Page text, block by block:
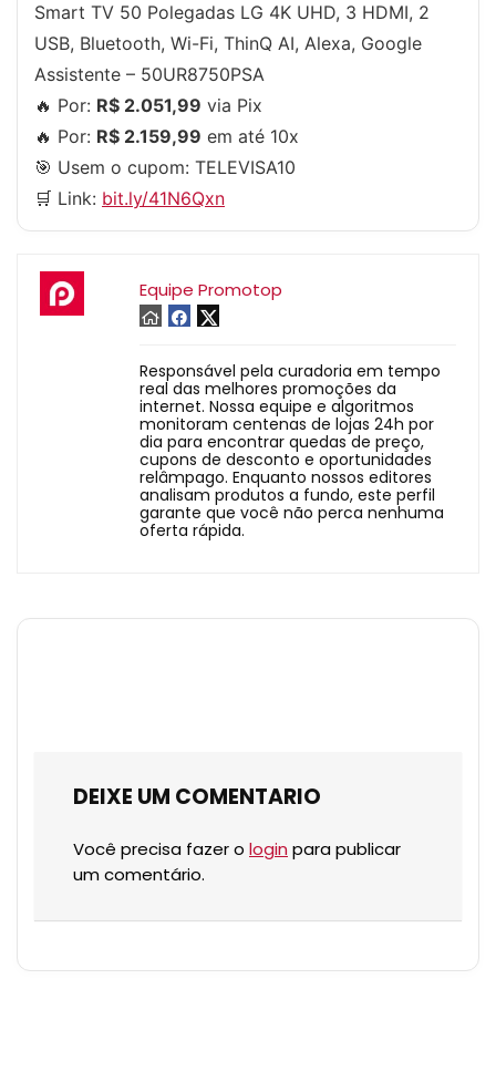
Smart TV 50 Polegadas LG 4K UHD, 3 HDMI, 2
USB, Bluetooth, Wi-Fi, ThinQ AI, Alexa, Google
Assistente – 50UR8750PSA
🔥 Por: R$ 2.051,99 via Pix
🔥 Por: R$ 2.159,99 em até 10x
🎯 Usem o cupom: TELEVISA10
🛒 Link: bit.ly/41N6Qxn
Equipe Promotop
Responsável pela curadoria em tempo
real das melhores promoções da
internet. Nossa equipe e algoritmos
monitoram centenas de lojas 24h por
dia para encontrar quedas de preço,
cupons de desconto e oportunidades
relâmpago. Enquanto nossos editores
analisam produtos a fundo, este perfil
garante que você não perca nenhuma
oferta rápida.
DEIXE UM COMENTARIO
Você precisa fazer o login para publicar
um comentário.